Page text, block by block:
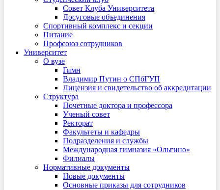
Совет Клуба Университета
Досуговые объединения
Спортивный комплекс и секции
Питание
Профсоюз сотрудников
Университет
О вузе
Гимн
Владимир Путин о СПбГУП
Лицензия и свидетельство об аккредитации
Структура
Почетные доктора и профессора
Ученый совет
Ректорат
Факультеты и кафедры
Подразделения и службы
Международная гимназия «Ольгино»
Филиалы
Нормативные документы
Новые документы
Основные приказы для сотрудников